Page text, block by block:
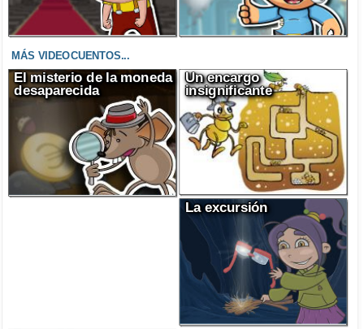
MÁS VIDEOCUENTOS...
El misterio de la moneda
desaparecida
Un encargo
insignificante
La excursión